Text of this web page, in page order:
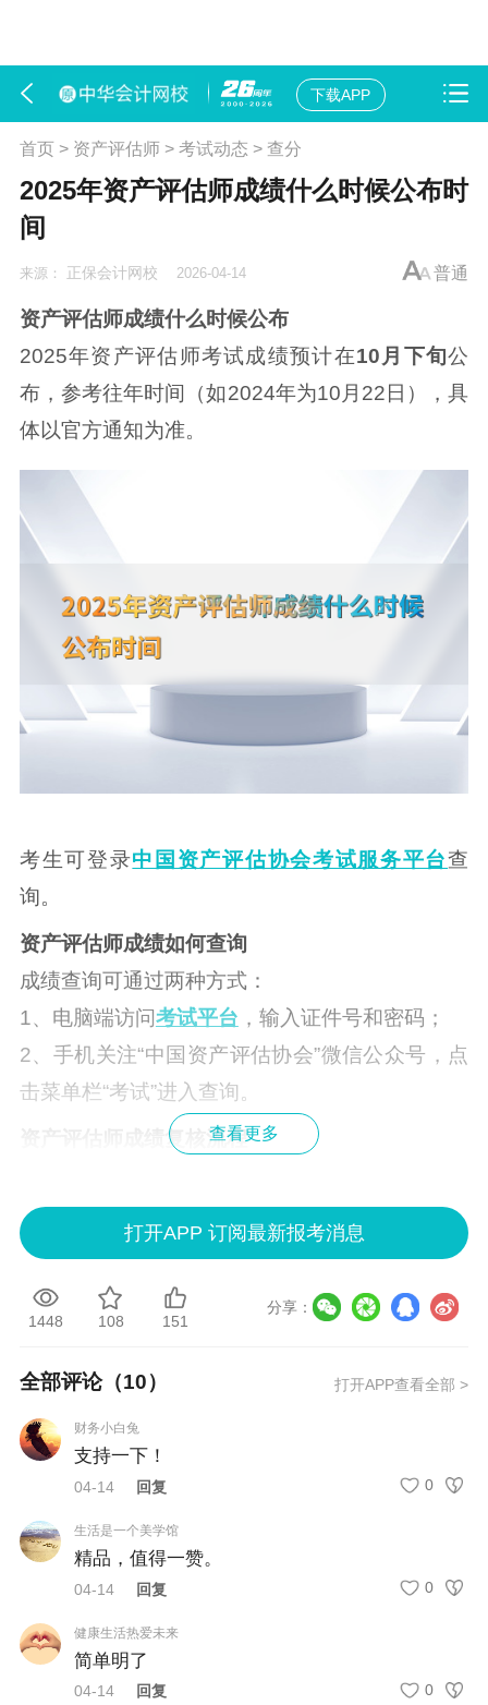
下载APP
首页> 资产评估师> 考试动态 > 查分
2025年资产评估师成绩什么时候公布时
间
来源： 正保会计网校 2026-04-14 普通
资产评估师成绩什么时候公布
2025年资产评估师考试成绩预计在10月下旬公
布，参考往年时间（如2024年为10月22日），具
体以官方通知为准。
考生可登录中国资产评估协会考试服务平台查
询。
资产评估师成绩如何查询
成绩查询可通过两种方式：
1、电脑端访问考试平台 ，输入证件号和密码；
2、手机关注“中国资产评估协会”微信公众号，点
击菜单栏“考试”进入查询。
资产评估师成绩复核流程
平台提交复核申请。
复核范围仅限漏评、错登或错加，不重新评阅答
卷；
结果将在15日内公布，且不可再次申请。
常见问题
答：基础科目60分，相关知识90分，实务一和实
务二均为60分。
成绩有效期是几年？
答：需在4年内通过全部科目，免试人员则为3
可以查分数吗？
答：可以，登录官网或微信公众号即可查询，建
查看更多
打开APP 订阅最新报考消息
1448 108 151
分享：
全部评论（10） 打开APP查看全部 >
财务小白兔
支持一下！
04-14 回复 0
生活是一个美学馆
精品，值得一赞。
04-14 回复 0
健康生活热爱未来
简单明了
04-14 回复 0